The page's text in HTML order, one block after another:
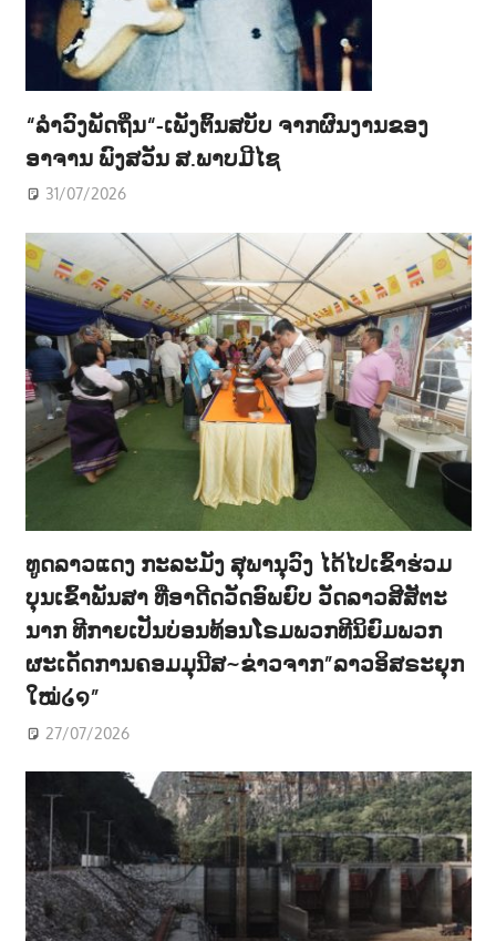
“ລຳວົງພັດຖິ່ນ“-ເພັງຕົ້ນສບັບ ຈາກຜົນງານຂອງ
ອາຈານ ພົງສວັນ ສ.ພາບມີໄຊ
31/07/2026
ທູດລາວແດງ ກະລະມັງ ສຸພານຸວົງ ໄດ້ໄປເຂົ້າຮ່ວມ
ບຸນເຂົ້າພັນສາ ທີ່ອາດີດວັດອົພຍົບ ວັດລາວສີສັຕະ
ນາກ ທີກາຍເປັນບ່ອນທ້ອນໂຣມພວກທີນິຍົມພວກ
ຜະເດັດການຄອມມຸນີສ~ຂ່າວຈາກ”ລາວອິສຣະຍຸກ
ໃໝ່໒໑”
27/07/2026